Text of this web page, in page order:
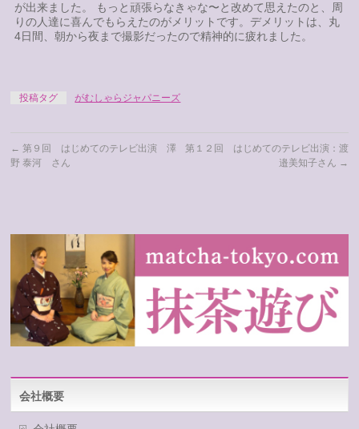
が出来ました。 もっと頑張らなきゃな〜と改めて思えたのと、周
りの人達に喜んでもらえたのがメリットです。デメリットは、丸
4日間、朝から夜まで撮影だったので精神的に疲れました。
投稿タグ がむしゃらジャパニーズ
← 第９回 はじめてのテレビ出演 澤
野 泰河 さん
第１２回 はじめてのテレビ出演：渡
邉美知子さん →
会社概要